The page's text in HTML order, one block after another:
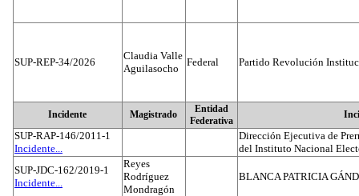
SUP-REP-34/2026
Claudia Valle
Aguilasocho
Federal Partido Revolución
Incidente Magistrado
Entidad
Federativa
SUP-RAP-146/2011-1
Incidente...
Dirección Ejecutiva de
del Instituto Nacional
SUP-JDC-162/2019-1
Incidente...
Reyes
Rodríguez
Mondragón
BLANCA PATRICIA